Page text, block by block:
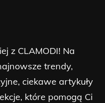
z CLAMODI! Na
trendy,
ciekawe artykuły
które pomogą Ci